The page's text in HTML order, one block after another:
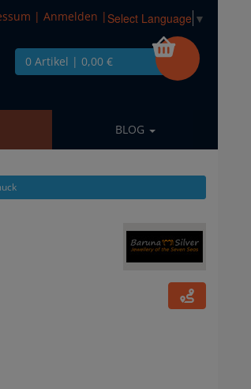
| Anmelden | Select Language ▼
0 Artikel | 0,00 €
BLOG